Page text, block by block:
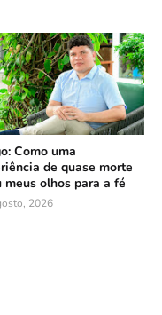
Como uma
de quase morte
meus olhos para a fé
2026